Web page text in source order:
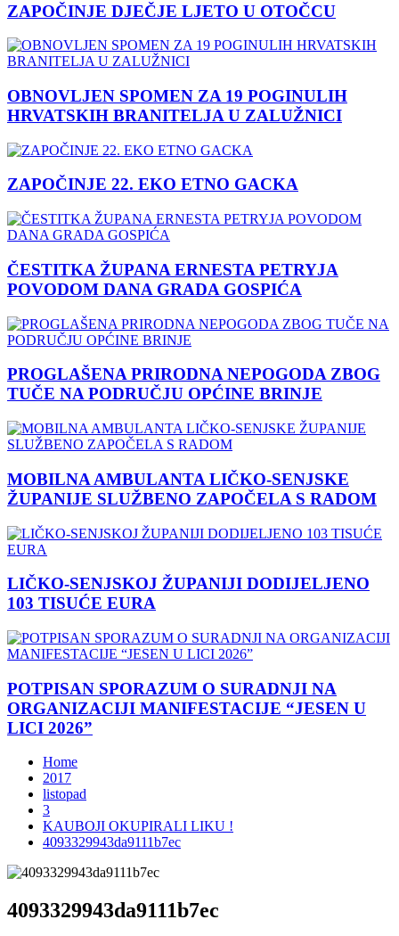
ZAPOČINJE DJEČJE LJETO U OTOČCU
OBNOVLJEN SPOMEN ZA 19 POGINULIH
HRVATSKIH BRANITELJA U ZALUŽNICI
ZAPOČINJE 22. EKO ETNO GACKA
ČESTITKA ŽUPANA ERNESTA PETRYJA
POVODOM DANA GRADA GOSPIĆA
PROGLAŠENA PRIRODNA NEPOGODA ZBOG
TUČE NA PODRUČJU OPĆINE BRINJE
MOBILNA AMBULANTA LIČKO-SENJSKE
ŽUPANIJE SLUŽBENO ZAPOČELA S RADOM
LIČKO-SENJSKOJ ŽUPANIJI DODIJELJENO
103 TISUĆE EURA
POTPISAN SPORAZUM O SURADNJI NA
ORGANIZACIJI MANIFESTACIJE “JESEN U
LICI 2026”
Home
2017
listopad
3
KAUBOJI OKUPIRALI LIKU !
4093329943da9111b7ec
4093329943da9111b7ec